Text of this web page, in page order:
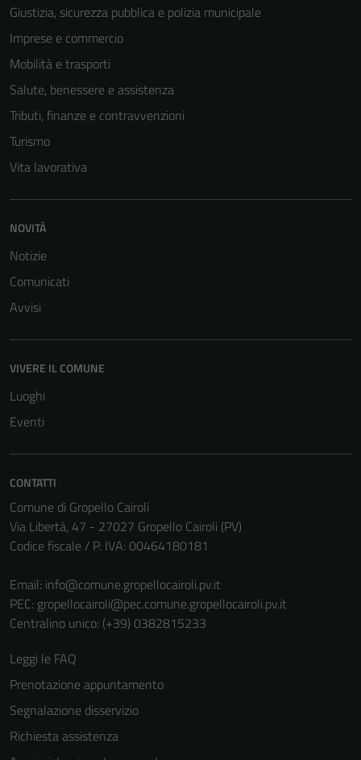
Giustizia, sicurezza pubblica e polizia municipale
Imprese e commercio
Mobilità e trasporti
Salute, benessere e assistenza
Tributi, finanze e contravvenzioni
Turismo
Vita lavorativa
NOVITÀ
Notizie
Comunicati
Avvisi
VIVERE IL COMUNE
Luoghi
Eventi
CONTATTI
Comune di Gropello Cairoli
Via Libertà, 47 - 27027 Gropello Cairoli (PV)
Codice fiscale / P. IVA: 00464180181
Email: info@comune.gropellocairoli.pv.it
PEC: gropellocairoli@pec.comune.gropellocairoli.pv.it
Centralino unico: (+39) 0382815233
Leggi le FAQ
Prenotazione appuntamento
Segnalazione disservizio
Richiesta assistenza
possono
personali.